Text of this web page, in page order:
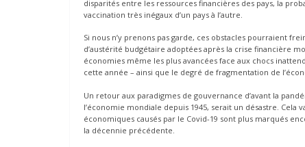
disparités entre les ressources financières des pays, la
vaccination très inégaux d’un pays à l’autre.
Si nous n’y prenons pas garde, ces obstacles pourraient
d’austérité budgétaire adoptées après la crise financière
économies même les plus avancées face aux chocs
cette année – ainsi que le degré de fragmentation de
Un retour aux paradigmes de gouvernance d’avant la
l’économie mondiale depuis 1945, serait un désastre.
économiques causés par le Covid-19 sont plus marqués
la décennie précédente.